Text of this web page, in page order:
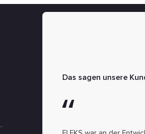
Das sagen unsere